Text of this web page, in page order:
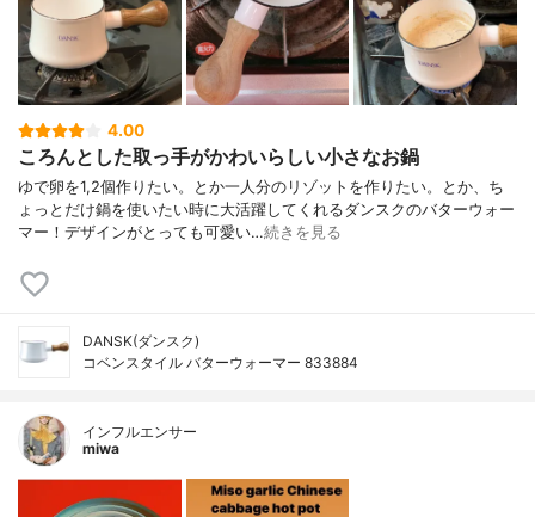
4.00
ころんとした取っ手がかわいらしい小さなお鍋
ゆで卵を1,2個作りたい。とか一人分のリゾットを作りたい。とか、ち
ょっとだけ鍋を使いたい時に大活躍してくれるダンスクのバターウォー
マー！デザインがとっても可愛い…続きを見る
DANSK(ダンスク)
コベンスタイル バターウォーマー 833884
インフルエンサー
miwa